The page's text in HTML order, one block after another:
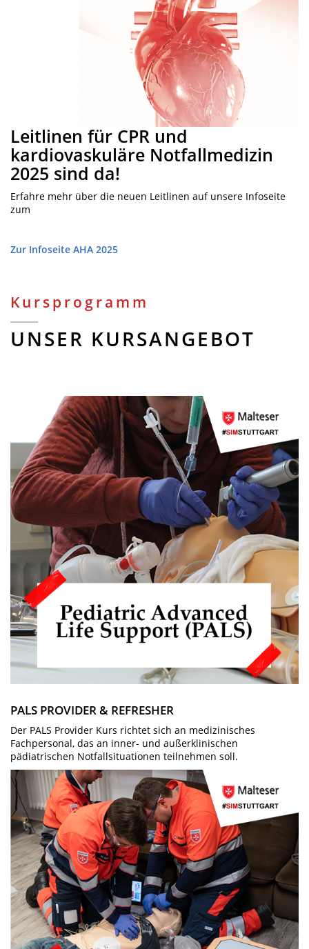
Leitlinen für CPR und
kardiovaskuläre Notfallmedizin
2025 sind da!
Erfahre mehr über die neuen Leitlinen auf unsere Infoseite
zum
Zur Infoseite AHA 2025
Kursprogramm
UNSER KURSANGEBOT
PALS PROVIDER & REFRESHER
Der PALS Provider Kurs richtet sich an medizinisches
Fachpersonal, das an inner- und außerklinischen
pädiatrischen Notfallsituationen teilnehmen soll.